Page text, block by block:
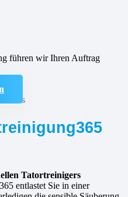
führen wir Ihren Auftrag
Tatortreinigers
entlastet Sie in einer